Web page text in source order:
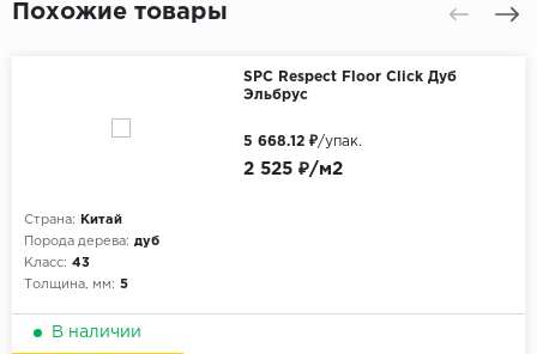
Похожие товары
SPC Respect Floor Click Дуб
Эльбрус
Страна:
Китай
Порода дерева: дуб
Класс: 43
Толщина, мм: 5
2 525 ₽/м2
5 668.12 ₽/упак.
В наличии